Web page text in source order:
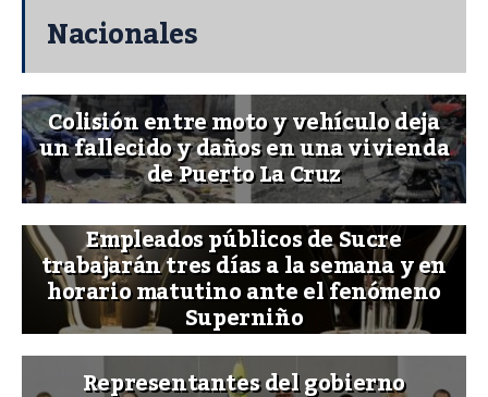
Nacionales
Colisión entre moto y vehículo deja
un fallecido y daños en una vivienda
de Puerto La Cruz
Empleados públicos de Sucre
trabajarán tres días a la semana y en
horario matutino ante el fenómeno
Superniño
Representantes del gobierno